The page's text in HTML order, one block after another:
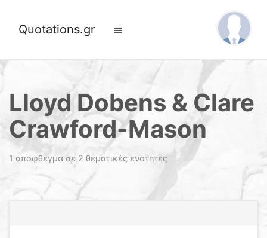
Quotations.gr
Lloyd Dobens & Clare
Crawford-Mason
1 απόφθεγμα σε 2 θεματικές ενότητες